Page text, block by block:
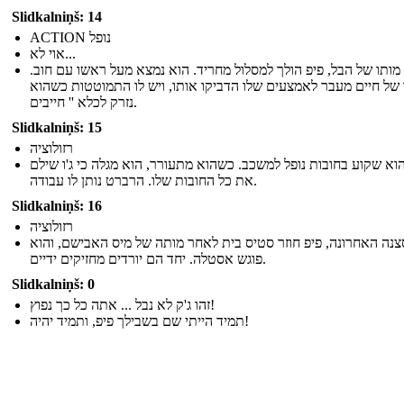
Slidkalniņš: 14
ACTION נופל
אוי לא...
של הבל, פיפ הולך למסלול מחריד. הוא נמצא מעל ראשו עם חוב.
של חיים מעבר לאמצעים שלו הדביקו אותו, ויש לו התמוטטות כשהוא
נזרק לכלא '' חייבים.
Slidkalniņš: 15
רזולוציה
שקוע בחובות נופל למשכב. כשהוא מתעורר, הוא מגלה כי ג'ו שילם
את כל החובות שלו. הרברט נותן לו עבודה.
Slidkalniņš: 16
רזולוציה
האחרונה, פיפ חוזר סטיס בית לאחר מותה של מיס האבישם, והוא
פוגש אסטלה. יחד הם יורדים מחזיקים ידיים.
Slidkalniņš: 0
זהו ג'ק לא נבל ... אתה כל כך נפוץ!
תמיד הייתי שם בשבילך פיפ, ותמיד יהיה!